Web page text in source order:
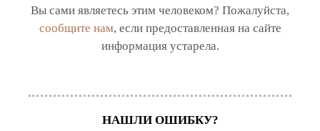
Вы сами являетесь этим человеком? Пожалуйста,
сообщите нам, если предоставленная на сайте
информация устарела.
НАШЛИ ОШИБКУ?